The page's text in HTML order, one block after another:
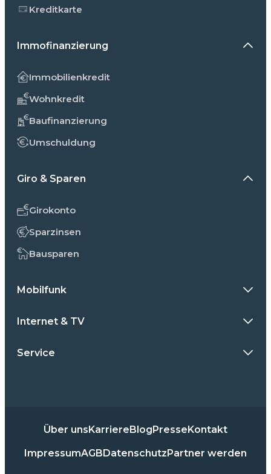
Kreditkarte
Immofinanzierung
Immobilienkredit
Wohnkredit
Baufinanzierung
Umschuldung
Giro & Sparen
Girokonto
Sparzinsen
Bausparen
Mobilfunk
Internet & TV
Service
Über unsKarriereBlogPresseKontakt
ImpressumAGBDatenschutzPartner werden